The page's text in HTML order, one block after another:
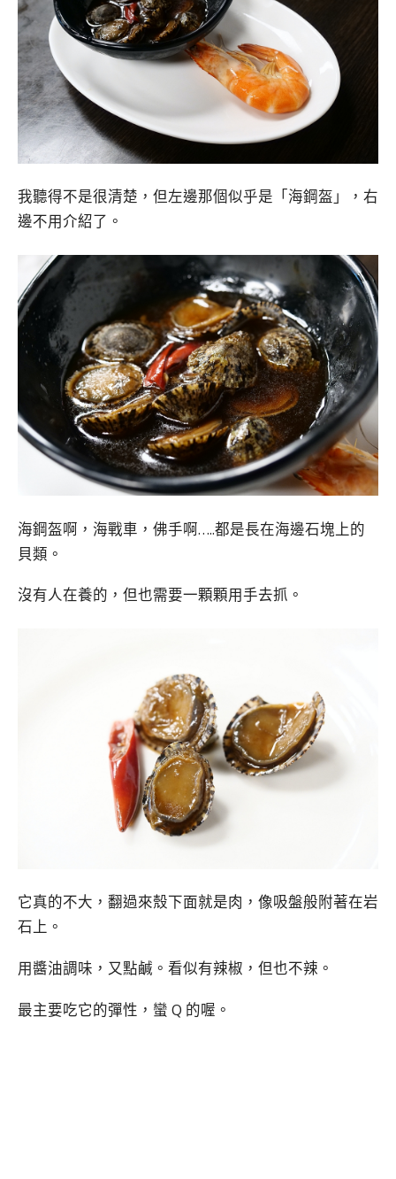
我聽得不是很清楚，但左邊那個似乎是「海鋼盔」，右
邊不用介紹了。
海鋼盔啊，海戰車，佛手啊…..都是長在海邊石塊上的
貝類。
沒有人在養的，但也需要一顆顆用手去抓。
它真的不大，翻過來殼下面就是肉，像吸盤般附著在岩
石上。
用醬油調味，又點鹹。看似有辣椒，但也不辣。
最主要吃它的彈性，蠻 Q 的喔。